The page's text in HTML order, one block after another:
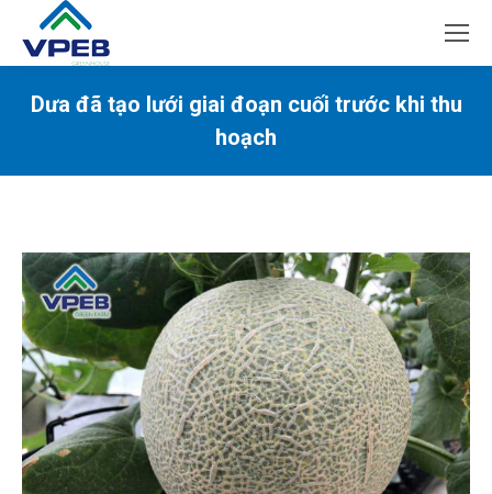
Dưa đã tạo lưới giai đoạn cuối trước khi thu
hoạch